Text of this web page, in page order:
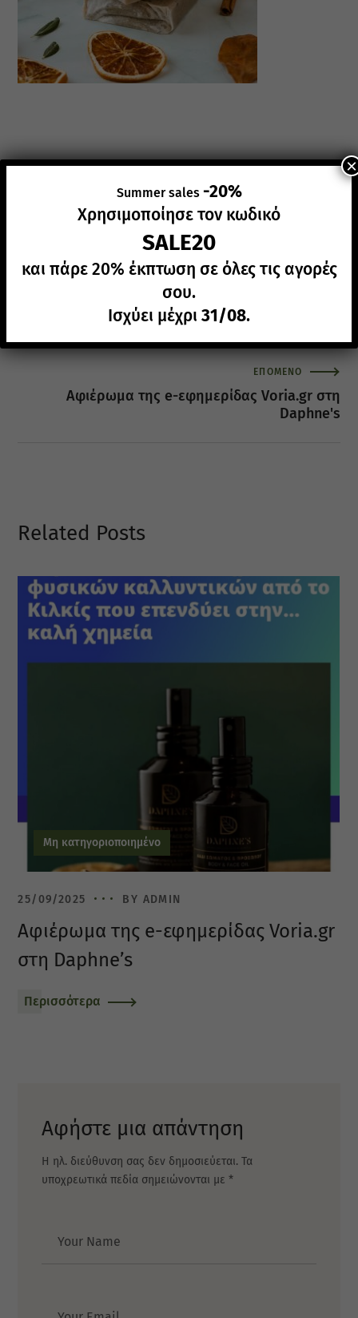
Συμμετοχή της Daphne's στην εκδήλωση
"Χημεία και ομορφιά: από την ιδέα μέχρι τη
δημιουργία των καλλυντικών"
ΕΠΟΜΕΝΟ
Αφιέρωμα της e-εφημερίδας Voria.gr στη
Daphne's
Related Posts
Μη κατηγοριοποιημένο
25/09/2025 BY ADMIN
Αφιέρωμα της e-εφημερίδας Voria.gr
στη Daphne’s
Περισσότερα
Αφήστε μια απάντηση
Η ηλ. διεύθυνση σας δεν δημοσιεύεται. Τα
υποχρεωτικά πεδία σημειώνονται με*
Summer sales -20%
Χρησιμοποίησε τον κωδικό
SALE20
και πάρε 20% έκπτωση σε όλες τις αγορές
σου.
Ισχύει μέχρι 31/08.
×